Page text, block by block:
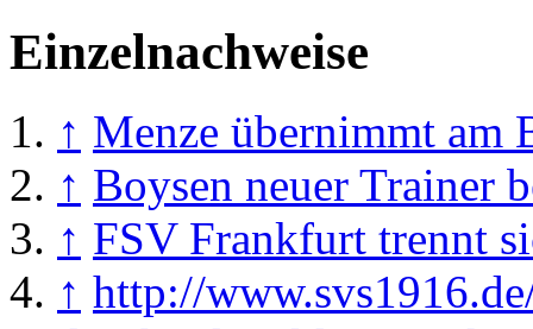
Einzelnachweise
↑ Menze übernimmt am
↑ Boysen neuer Trainer
↑ FSV Frankfurt trennt
↑ http://